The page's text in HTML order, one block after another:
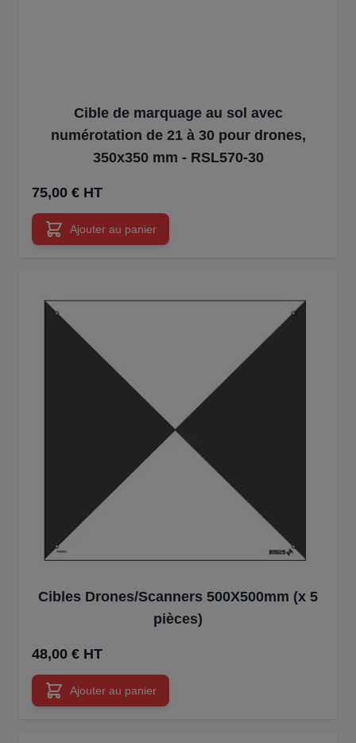
Cible de marquage au sol avec
numérotation de 21 à 30 pour drones,
350x350 mm - RSL570-30
75,00 € HT
Ajouter au panier
Cibles Drones/Scanners 500X500mm (x 5
pièces)
48,00 € HT
Ajouter au panier